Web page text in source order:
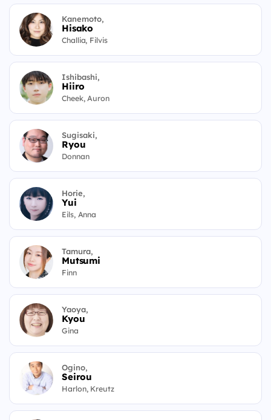
Kanemoto,
Hisako
Challia, Filvis
Ishibashi,
Hiiro
Cheek, Auron
Sugisaki,
Ryou
Donnan
Horie,
Yui
Eils, Anna
Tamura,
Mutsumi
Finn
Yaoya,
Kyou
Gina
Ogino,
Seirou
Harlon, Kreutz